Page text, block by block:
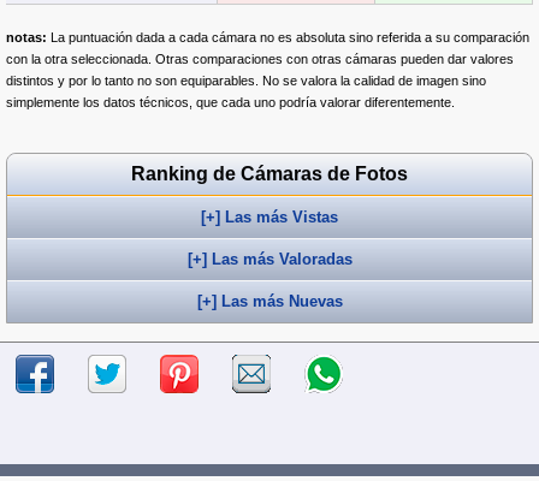
notas: La puntuación dada a cada cámara no es absoluta sino referida a su comparación
con la otra seleccionada. Otras comparaciones con otras cámaras pueden dar valores
distintos y por lo tanto no son equiparables. No se valora la calidad de imagen sino
simplemente los datos técnicos, que cada uno podría valorar diferentemente.
Ranking de Cámaras de Fotos
[+] Las más Vistas
[+] Las más Valoradas
[+] Las más Nuevas